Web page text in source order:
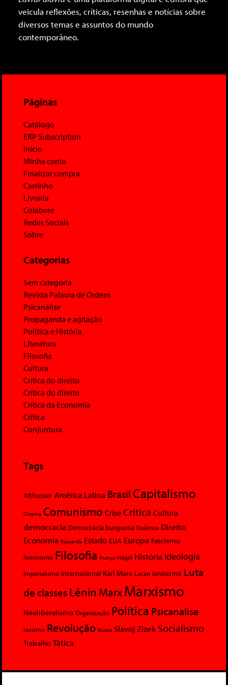
veicula reflexões, críticas, resenhas e notícias sobre
diversos temas e assuntos do mundo
contemporâneo.
Páginas
Catálogo
ERP Subscription
Início
Minha conta
Finalizar compra
Carrinho
Livraria
Colabore
Redes Sociais
Sobre
Categorias
Sem categoria
Revista Palavra de Ordem
Psicanálise
Propaganda e agitação
Política e História
Literatura
Filosofia
Cultura
Crítica do direito
Crítica do direito
Crítica da Economia
Crítica
Conjuntura
Tags
Althusser América Latina Brasil Capitalismo
Cinema Comunismo Crise Crítica Cultura
democracia Democracia burguesa Dialética Direito
Economia Esquerda Estado EUA Europa Fascismo
feminismo Filosofia França Hegel História Ideologia
Imperialismo Internacional Karl Marx Lacan leninismo Luta
de classesLênin MarxMarxismo
Neoliberalismo Organização Política Psicanalise
racismo Revolução Rússia Slavoj Zizek Socialismo
Trabalho Tática